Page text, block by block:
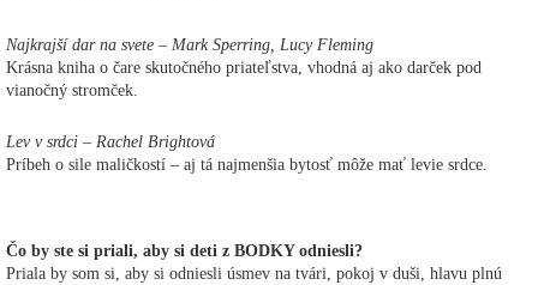
Najkrajší dar na svete – Mark Sperring, Lucy Fleming
Krásna kniha o čare skutočného priateľstva, vhodná aj ako darček pod
vianočný stromček.
Lev v srdci – Rachel Brightová
Príbeh o sile maličkostí – aj tá najmenšia bytosť môže mať levie srdce.
Čo by ste si priali, aby si deti z BODKY odniesli?
Priala by som si, aby si odniesli úsmev na tvári, pokoj v duši, hlavu plnú